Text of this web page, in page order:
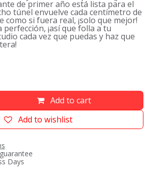
de primer año está lista para el
túnel envuelve cada centímetro de
como si fuera real, ¡solo que mejor!
perfección, ¡así que folla a tu
cada vez que puedas y haz que
Add to cart
Add to wishlist
Days